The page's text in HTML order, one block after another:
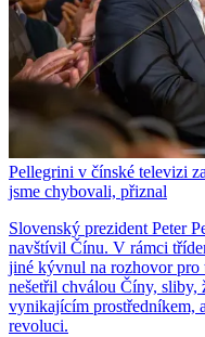
Pellegrini v čínské televizi
jsme chybovali, přiznal
Slovenský prezident Peter
navštívil Čínu. V rámci
jiné kývnul na rozhovor
nešetřil chválou Číny, sliby,
vynikajícím prostředníkem,
revoluci.